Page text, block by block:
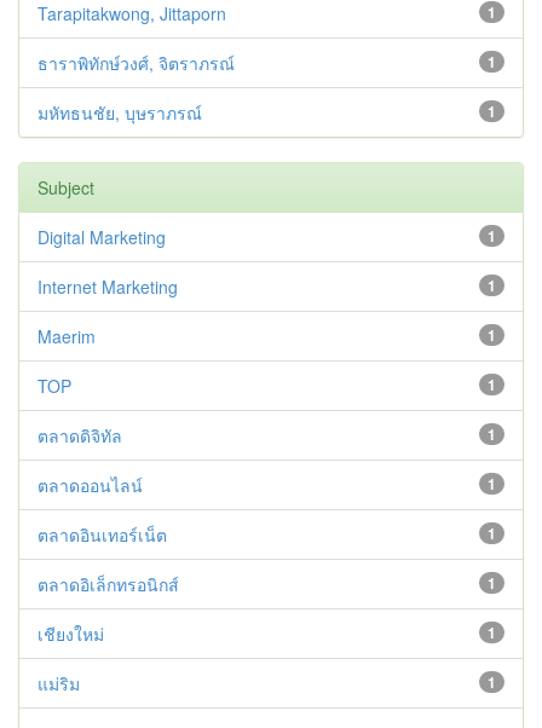
1
Tarapitakwong, Jittaporn
1
ธาราพิทักษ์วงศ์, จิตราภรณ์
1
มหัทธนชัย, บุษราภรณ์
Subject
1
Digital Marketing
1
Internet Marketing
1
Maerim
1
TOP
1
ตลาดดิจิทัล
1
ตลาดออนไลน์
1
ตลาดอินเทอร์เน็ต
1
ตลาดอิเล็กทรอนิกส์
1
เชียงใหม่
1
แม่ริม